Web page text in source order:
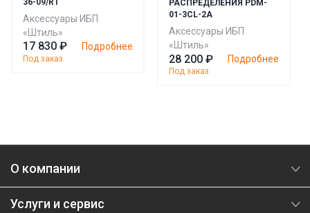
Аксессуары ИБП
«Штиль»
17 830 ₽ Подробнее
Под заказ
РАСПРЕДЕЛЕНИЯ PDM-
01-3CL-2A
Аксессуары ИБП
«Штиль»
28 200 ₽ Подробнее
Под заказ
О компании
Услуги и сервис